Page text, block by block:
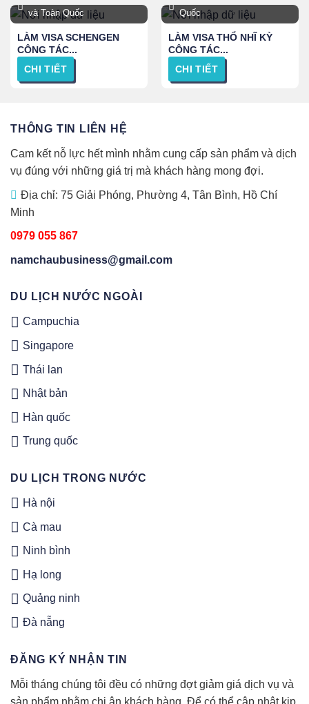
và Toàn Quốc
LÀM VISA SCHENGEN
CÔNG TÁC...
CHI TIẾT
Quốc
LÀM VISA THỔ NHĨ KỲ
CÔNG TÁC...
CHI TIẾT
THÔNG TIN LIÊN HỆ
Cam kết nỗ lực hết mình nhằm cung cấp sản phẩm và dịch
vụ đúng với những giá trị mà khách hàng mong đợi.
Địa chỉ: 75 Giải Phóng, Phường 4, Tân Bình, Hồ Chí
Minh
0979 055 867
namchaubusiness@gmail.com
DU LỊCH NƯỚC NGOÀI
Campuchia
Singapore
Thái lan
Nhật bản
Hàn quốc
Trung quốc
DU LỊCH TRONG NƯỚC
Hà nội
Cà mau
Ninh bình
Hạ long
Quảng ninh
Đà nẵng
ĐĂNG KÝ NHẬN TIN
Mỗi tháng chúng tôi đều có những đợt giảm giá dịch vụ và
sản phẩm nhằm chi ân khách hàng. Để có thể cập nhật kịp